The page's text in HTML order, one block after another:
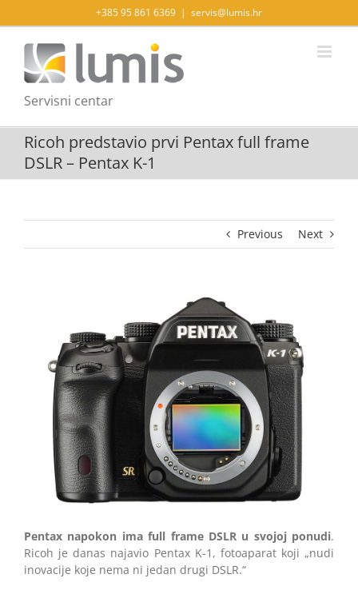
to
content
+385 95 861 6369 | servis@lumis.hr
Servisni centar
Ricoh predstavio prvi Pentax full frame
DSLR – Pentax K-1
Previous Next
Pentax napokon ima full frame DSLR u svojoj ponudi.
Ricoh je danas najavio Pentax K-1, fotoaparat koji „nudi
inovacije koje nema ni jedan drugi DSLR.“